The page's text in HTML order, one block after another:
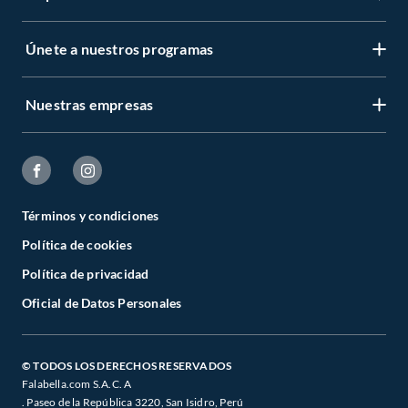
Únete a nuestros programas
Nuestras empresas
Términos y condiciones
Política de cookies
Política de privacidad
Oficial de Datos Personales
© TODOS LOS DERECHOS RESERVADOS
Falabella.com S.A.C. A
. Paseo de la República 3220, San Isidro, Perú